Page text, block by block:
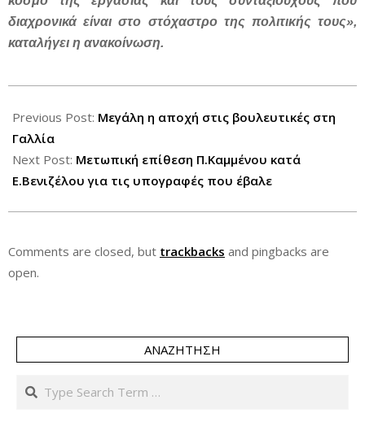
διαχρονικά είναι στο στόχαστρο της πολιτικής τους»,
καταλήγει η ανακοίνωση.
06-
11
Previous Post: Μεγάλη η αποχή στις βουλευτικές στη
Γαλλία
Next Post: Μετωπική επίθεση Π.Καμμένου κατά
Ε.Βενιζέλου για τις υπογραφές που έβαλε
Comments are closed, but trackbacks and pingbacks are
open.
ΑΝΑΖΉΤΗΣΗ
Search